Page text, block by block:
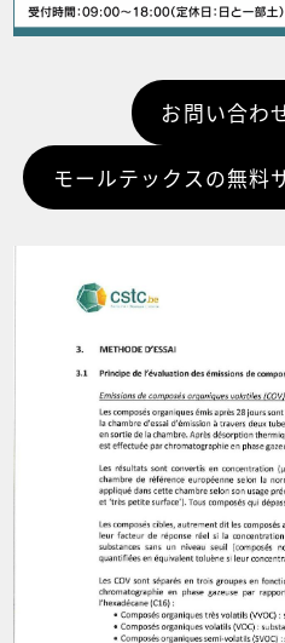
お問い合わ
モールテックスの無料